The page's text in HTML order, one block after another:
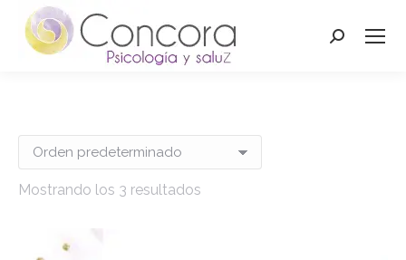
Buscar:
Mostrando los 3 resultados